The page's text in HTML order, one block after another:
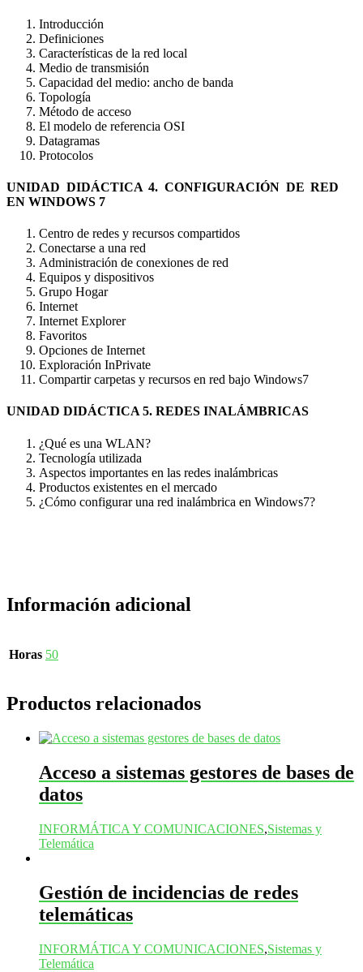
Introducción
Definiciones
Características de la red local
Medio de transmisión
Capacidad del medio: ancho de banda
Topología
Método de acceso
El modelo de referencia OSI
Datagramas
Protocolos
UNIDAD DIDÁCTICA 4. CONFIGURACIÓN DE RED
EN WINDOWS 7
Centro de redes y recursos compartidos
Conectarse a una red
Administración de conexiones de red
Equipos y dispositivos
Grupo Hogar
Internet
Internet Explorer
Favoritos
Opciones de Internet
Exploración InPrivate
Compartir carpetas y recursos en red bajo Windows7
UNIDAD DIDÁCTICA 5. REDES INALÁMBRICAS
¿Qué es una WLAN?
Tecnología utilizada
Aspectos importantes en las redes inalámbricas
Productos existentes en el mercado
¿Cómo configurar una red inalámbrica en Windows7?
Información adicional
Horas 50
Productos relacionados
Acceso a sistemas gestores de bases de
datos
INFORMÁTICA Y COMUNICACIONES,Sistemas y
Telemática
Gestión de incidencias de redes
telemáticas
INFORMÁTICA Y COMUNICACIONES,Sistemas y
Telemática